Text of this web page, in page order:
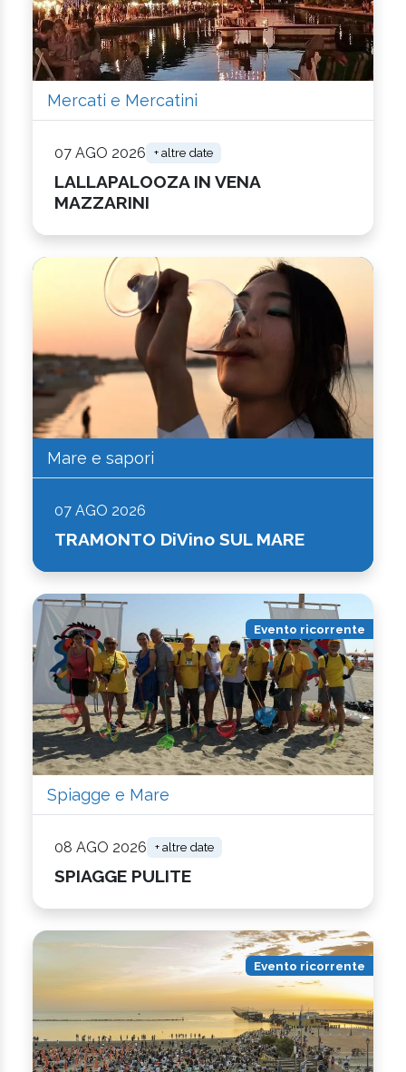
Mercati e Mercatini
07 AGO 2026 + altre date
LALLAPALOOZA IN VENA
MAZZARINI
Mare e sapori
07 AGO 2026
TRAMONTO DiVino SUL MARE
Evento ricorrente
Spiagge e Mare
08 AGO 2026 + altre date
SPIAGGE PULITE
Evento ricorrente